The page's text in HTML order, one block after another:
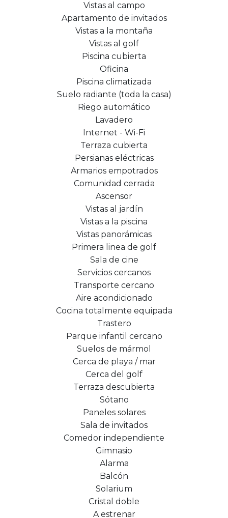
Vistas al campo
Apartamento de invitados
Vistas a la montaña
Vistas al golf
Piscina cubierta
Oficina
Piscina climatizada
Suelo radiante (toda la casa)
Riego automático
Lavadero
Internet - Wi-Fi
Terraza cubierta
Persianas eléctricas
Armarios empotrados
Comunidad cerrada
Ascensor
Vistas al jardín
Vistas a la piscina
Vistas panorámicas
Primera linea de golf
Sala de cine
Servicios cercanos
Transporte cercano
Aire acondicionado
Cocina totalmente equipada
Trastero
Parque infantil cercano
Suelos de mármol
Cerca de playa / mar
Cerca del golf
Terraza descubierta
Sótano
Paneles solares
Sala de invitados
Comedor independiente
Gimnasio
Alarma
Balcón
Solarium
Cristal doble
A estrenar